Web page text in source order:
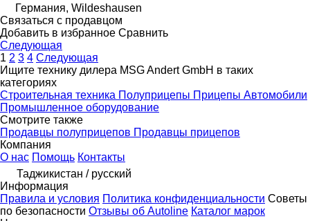
Германия, Wildeshausen
Связаться с продавцом
Добавить в избранное Сравнить
Следующая
1 2 3 4 Следующая
Ищите технику дилера MSG Andert GmbH в таких
категориях
Строительная техника Полуприцепы Прицепы Автомобили
Промышленное оборудование
Смотрите также
Продавцы полуприцепов Продавцы прицепов
Компания
О нас Помощь Контакты
Таджикистан / русский
Информация
Правила и условия Политика конфиденциальности Советы
по безопасности Отзывы об Autoline Каталог марок